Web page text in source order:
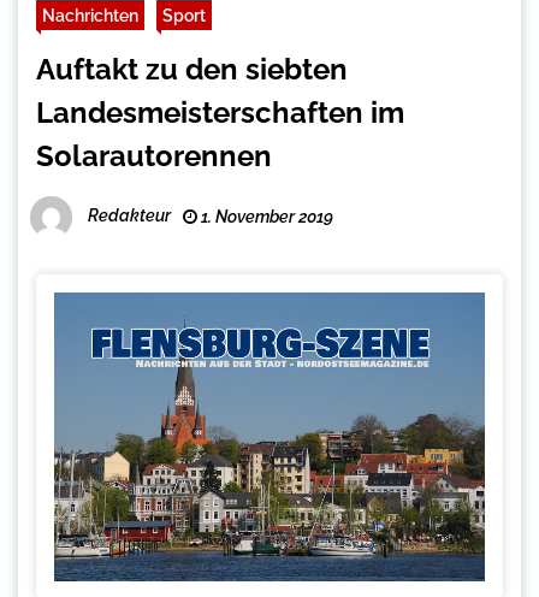
Nachrichten Sport
Auftakt zu den siebten
Landesmeisterschaften im
Solarautorennen
Redakteur 1. November 2019